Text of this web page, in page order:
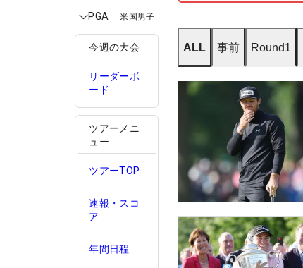
PGA 米国男子
今週の大会
リーダーボ
ード
ツアーメニ
ュー
ツアーTOP
速報・スコ
ア
年間日程
ALL 事前 Round1